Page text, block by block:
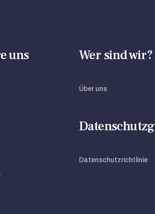
uns Wer sind wir?
Über uns
Datenschutzrichtlinie